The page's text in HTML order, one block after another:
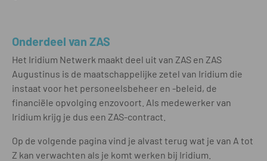
Onderdeel van ZAS
Het Iridium Netwerk maakt deel uit van ZAS en ZAS
Augustinus is de maatschappelijke zetel van Iridium die
instaat voor het personeelsbeheer en -beleid, de
financiële opvolging enzovoort. Als medewerker van
Iridium krijg je dus een ZAS-contract.
Op de volgende pagina vind je alvast terug wat je van A tot
Z kan verwachten als je komt werken bij Iridium.